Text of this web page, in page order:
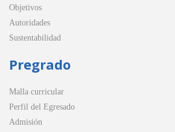
Objetivos
Autoridades
Sustentabilidad
Pregrado
Malla curricular
Perfil del Egresado
Admisión